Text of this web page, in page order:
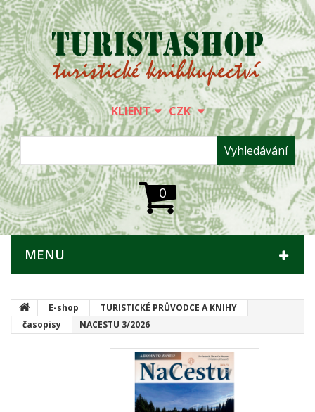
KLIENT CZK
Vyhledávání
0
MENU
E-shop
TURISTICKÉ PRŮVODCE A KNIHY
časopisy
NACESTU 3/2026